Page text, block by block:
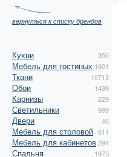
вернуться к списку брендов
Кухни 350
Мебель для гостиных 1601
Ткани 10713
Обои 1499
Карнизы 229
Светильники 999
Двери 46
Мебель для столовой 611
Мебель для кабинетов294
Спальня 1975